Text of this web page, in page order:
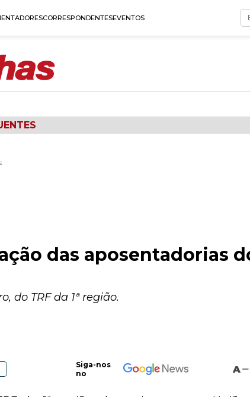
CORRESPONDENTESEVENTOS
das aposentadorias
do TRF da 1ª região.
Siga-nos
no
A